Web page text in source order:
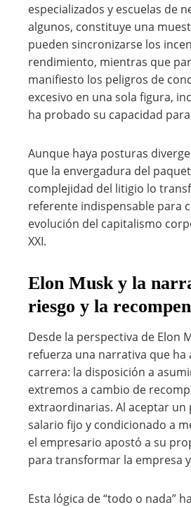
especializados y escuelas de
algunos, constituye una
pueden sincronizarse los
rendimiento, mientras que
manifiesto los peligros de
excesivo en una sola figura,
ha probado su capacidad
Aunque haya posturas
que la envergadura del
complejidad del litigio lo
referente indispensable para
evolución del capitalismo
XXI.
Elon Musk y la
riesgo y la
Desde la perspectiva de Elon
refuerza una narrativa que ha
carrera: la disposición a
extremos a cambio de
extraordinarias. Al aceptar un
salario fijo y condicionado a
el empresario apostó a su
para transformar la empresa
Esta lógica de “todo o nada”